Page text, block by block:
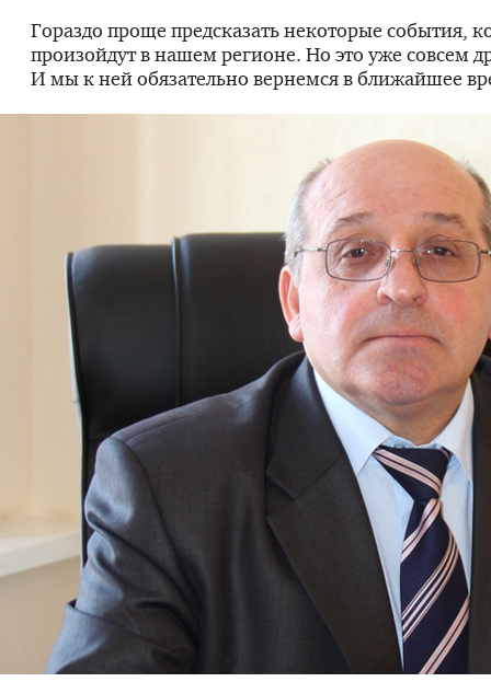
Гораздо проще предсказать некоторые события,
произойдут в нашем регионе. Но это уже совсем
И мы к ней обязательно вернемся в ближайшее